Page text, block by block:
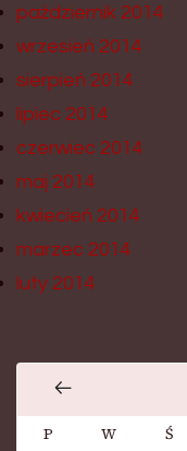
październik 2014
wrzesień 2014
sierpień 2014
lipiec 2014
czerwiec 2014
maj 2014
kwiecień 2014
marzec 2014
luty 2014
P W Ś